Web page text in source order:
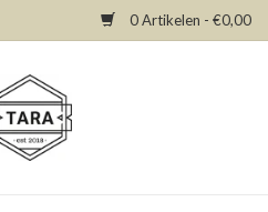
0 Artikelen - €0,00